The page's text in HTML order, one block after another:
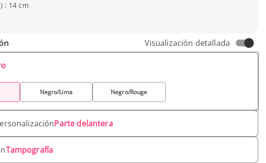
: 14 cm
cm
Visualización detallada
Negro/Lima Negro/Rouge
Parte delantera
Tampografía